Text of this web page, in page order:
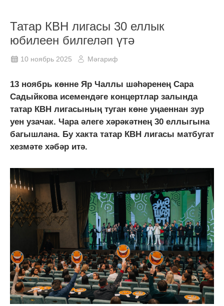
Татар КВН лигасы 30 еллык
юбилеен билгеләп үтә
10 ноябрь 2025 Мәгариф
13 ноябрь көнне Яр Чаллы шәһәренең Сара
Садыйкова исемендәге концертлар залында
татар КВН лигасының туган көне уңаеннан зур
уен узачак. Чара әлеге хәрәкәтнең 30 еллыгына
багышлана. Бу хакта татар КВН лигасы матбугат
хезмәте хәбәр итә.